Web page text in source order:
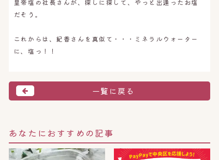
皇帝塩の社長さんが、探しに探して、やっと出逢ったお塩
だそう。
これからは、紀香さんを真似て・・・ミネラルウォーター
に、塩っ！！
一覧に戻る
あなたにおすすめの記事